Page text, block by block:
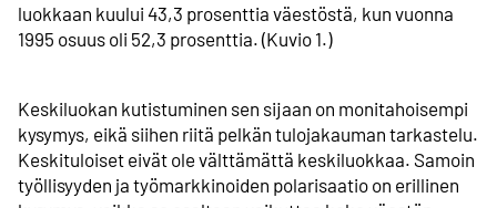
luokkaan kuului 43,3 prosenttia väestöstä, kun vuonna
1995 osuus oli 52,3 prosenttia. (Kuvio 1.)
Keskiluokan kutistuminen sen sijaan on monitahoisempi
kysymys, eikä siihen riitä pelkän tulojakauman tarkastelu.
Keskituloiset eivät ole välttämättä keskiluokkaa. Samoin
työllisyyden ja työmarkkinoiden polarisaatio on erillinen